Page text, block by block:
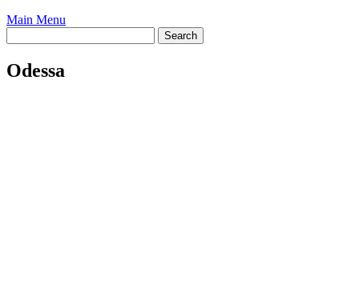
Main Menu
Odessa